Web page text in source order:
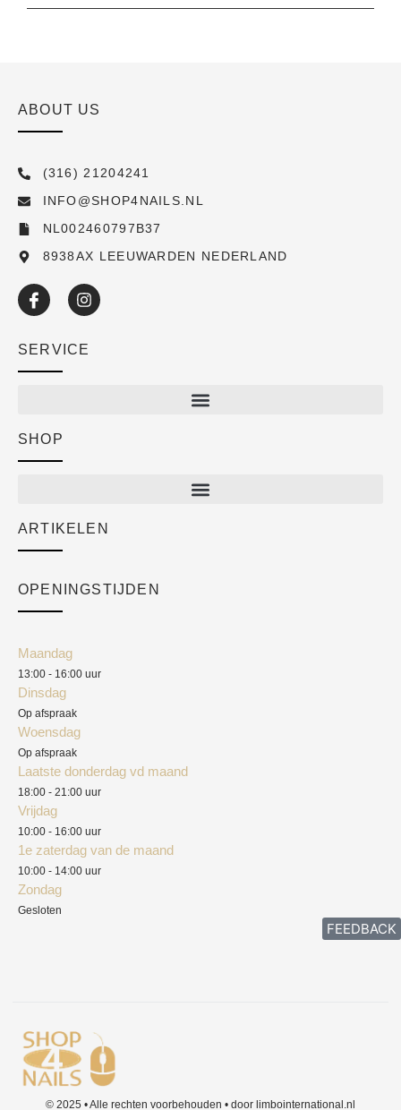
ABOUT US
(316) 21204241
INFO@SHOP4NAILS.NL
NL002460797B37
8938AX LEEUWARDEN NEDERLAND
SERVICE
Academy
SHOP
ARTIKELEN
OPENINGSTIJDEN
Maandag
13:00 - 16:00 uur
Dinsdag
Op afspraak
Woensdag
Op afspraak
Laatste donderdag vd maand
18:00 - 21:00 uur
Vrijdag
10:00 - 16:00 uur
1e zaterdag van de maand
10:00 - 14:00 uur
Zondag
Gesloten
© 2025 • Alle rechten voorbehouden • door limbointernational.nl
FEEDBACK